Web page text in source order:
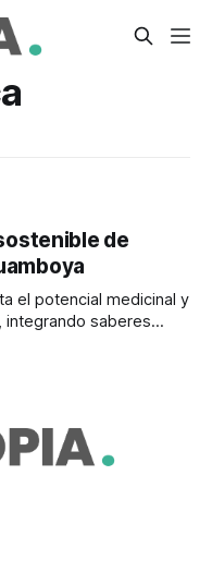
de
el potencial medicinal y
integrando saberes